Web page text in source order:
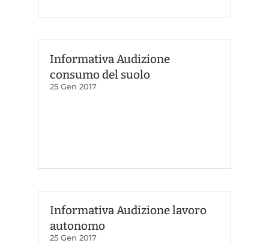
Informativa Audizione
consumo del suolo
25 Gen 2017
Informativa Audizione lavoro
autonomo
25 Gen 2017